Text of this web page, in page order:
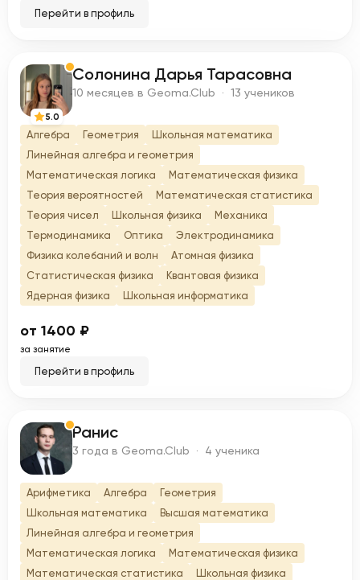
Перейти в профиль
С
5.0
Солонина Дарья Тарасовна
10 месяцев в Geoma.Club · 13 учеников
Алгебра Геометрия
Школьная математика
Линейная алгебра и геометрия
Математическая логика
Математическая физика
Теория вероятностей
Математическая статистика
Теория чисел
Школьная физика
Механика
Термодинамика
Оптика
Электродинамика
Физика колебаний и волн
Атомная физика
Статистическая физика
Квантовая физика
Ядерная физика
Школьная информатика
от 1400 ₽
за занятие
Перейти в профиль
Р Ранис
3 года в Geoma.Club · 4 ученика
Арифметика Алгебра
Геометрия
Школьная математика
Высшая математика
Линейная алгебра и геометрия
Математическая логика
Математическая физика
Математическая статистика
Школьная физика